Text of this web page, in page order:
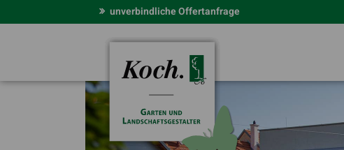
unverbindliche Offertanfrage